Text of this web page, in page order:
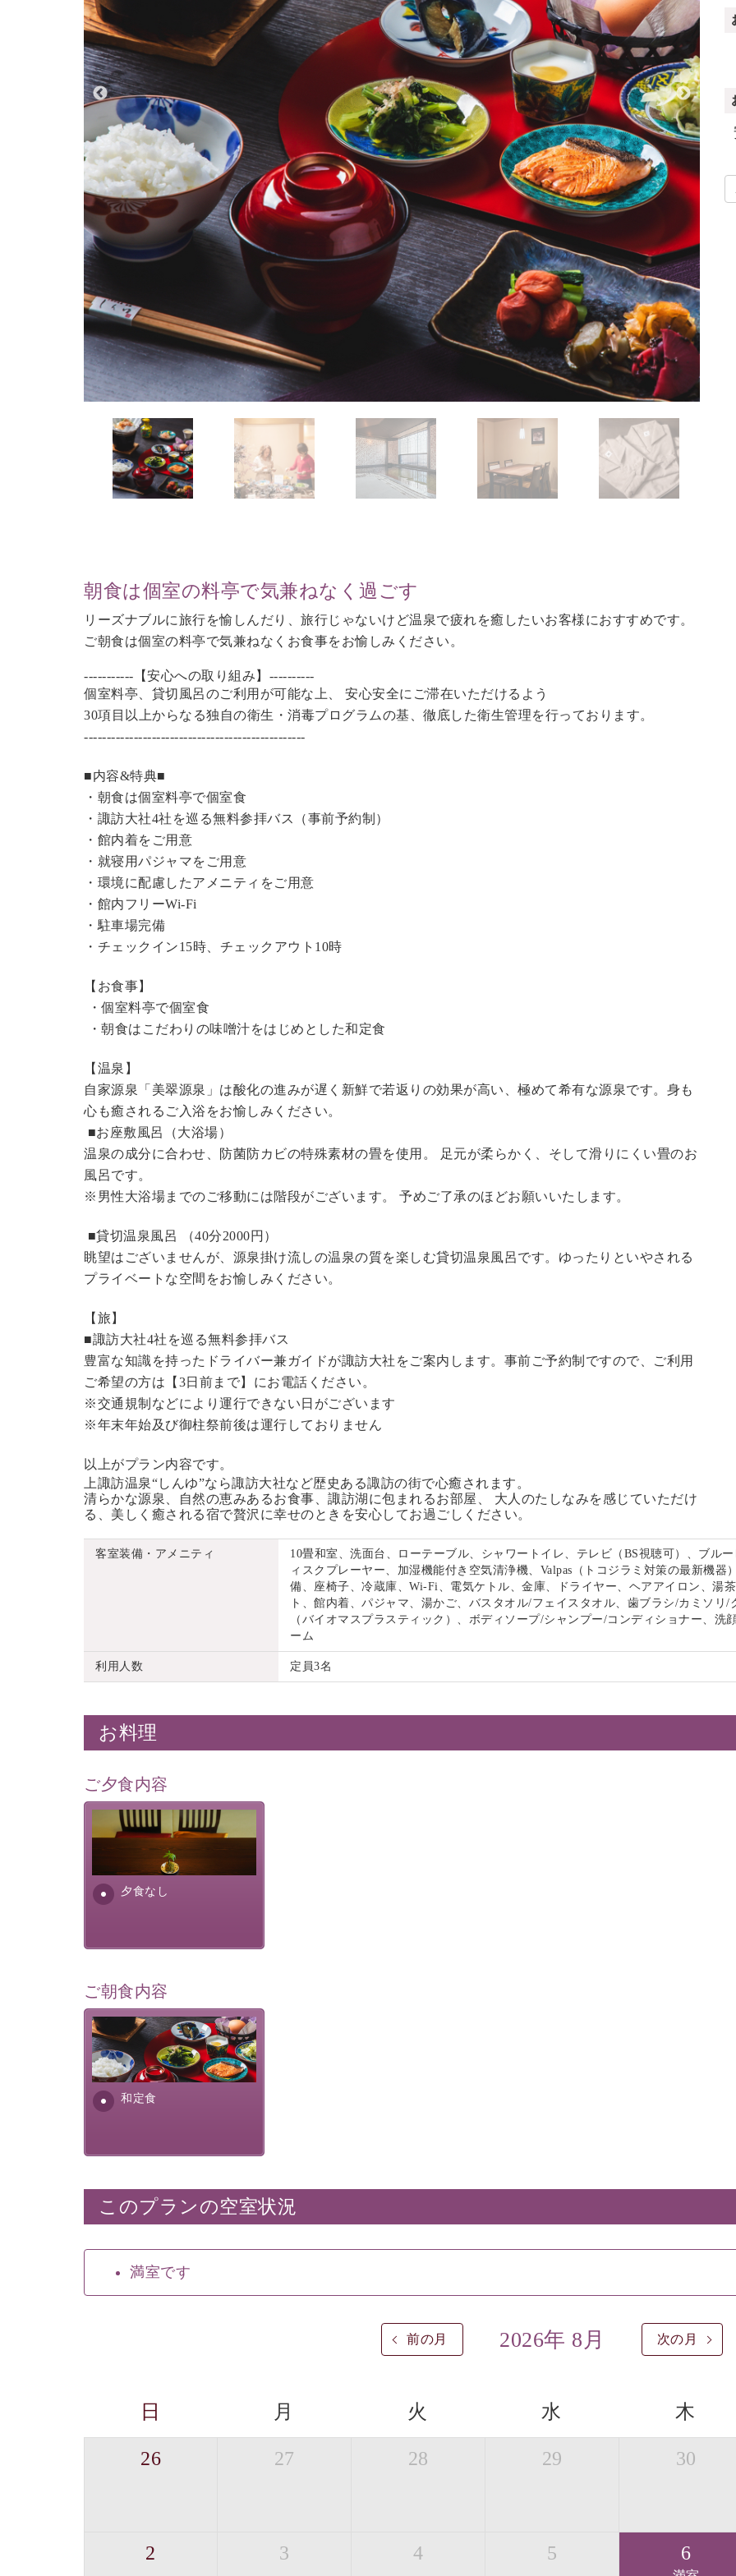
朝食は個室の料亭で気兼ねなく過ごす
リーズナブルに旅行を愉しんだり、旅行じゃないけど温泉で疲れを癒したいお客様におすすめです。
ご朝食は個室の料亭で気兼ねなくお食事をお愉しみください。
-----------【安心への取り組み】----------
個室料亭、貸切風呂のご利用が可能な上、 安心安全にご滞在いただけるよう
30項目以上からなる独自の衛生・消毒プログラムの基、徹底した衛生管理を行っております。
-------------------------------------------------
■内容&特典■
・朝食は個室料亭で個室食
・諏訪大社4社を巡る無料参拝バス（事前予約制）
・館内着をご用意
・就寝用パジャマをご用意
・環境に配慮したアメニティをご用意
・館内フリーWi-Fi
・駐車場完備
・チェックイン15時、チェックアウト10時
【お食事】
・個室料亭で個室食
・朝食はこだわりの味噌汁をはじめとした和定食
【温泉】
自家源泉「美翠源泉」は酸化の進みが遅く新鮮で若返りの効果が高い、極めて希有な源泉です。身も
心も癒されるご入浴をお愉しみください。
■お座敷風呂（大浴場）
温泉の成分に合わせ、防菌防カビの特殊素材の畳を使用。 足元が柔らかく、そして滑りにくい畳のお
風呂です。
※男性大浴場までのご移動には階段がございます。 予めご了承のほどお願いいたします。
■貸切温泉風呂 （40分2000円）
眺望はございませんが、源泉掛け流しの温泉の質を楽しむ貸切温泉風呂です。ゆったりといやされる
プライベートな空間をお愉しみください。
【旅】
■諏訪大社4社を巡る無料参拝バス
豊富な知識を持ったドライバー兼ガイドが諏訪大社をご案内します。 事前ご予約制ですので、ご利用
ご希望の方は【3日前まで】にお電話ください。
※交通規制などにより運行できない日がございます
※年末年始及び御柱祭前後は運行しておりません
以上がプラン内容です。
上諏訪温泉“しんゆ”なら諏訪大社など歴史ある諏訪の街で心癒されます。
清らかな源泉、自然の恵みあるお食事、諏訪湖に包まれるお部屋、 大人のたしなみを感じていただけ
る、美しく癒される宿で贅沢に幸せのときを安心してお過ごしください。
客室装備・アメニティ
10畳和室、洗面台、ローテーブル、シャワートイレ、テレビ（BS視聴可）、ブル
ィスクプレーヤー、加湿機能付き空気清浄機、Valpas（トコジラミ対策の最新機器
備、座椅子、冷蔵庫、Wi-Fi、電気ケトル、金庫、ドライヤー、ヘアアイロン、湯
ト、館内着、パジャマ、湯かご、バスタオル/フェイスタオル、歯ブラシ/カミソリ/
（バイオマスプラスティック）、ボディソープ/シャンプー/コンディショナー、洗
ーム
利用人数 定員3名
お料理
ご夕食内容
夕食なし
夕食なしご夕食を追加される
場合は、二食付きのプランを
お選びくださいませ。
ご朝食内容
和定食
さっぱりとした和食膳に使わ
れる食材は、諏訪の名産品を
ふんだんに取り入れ、安心・
安全を心掛けた長野県産...
このプランの空室状況
満室です
前の月 2026年 8月 次の月
日 月 火 水 木
26 27 28 29 30
2 3 4 5 6